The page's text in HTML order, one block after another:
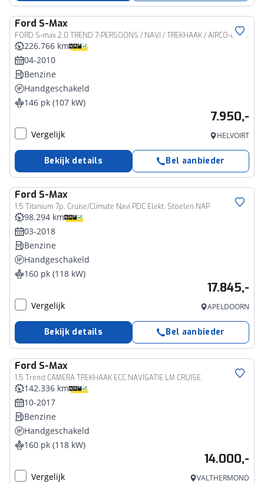
Ford S-Max
FORD S-max 2.0 TREND 7-PERSOONS / NAVI / TREKHAAK / AIRCO-ECC / CRUISE CTR. / PDC / ELEK. RAMEN
226.766 km
04-2010
Benzine
Handgeschakeld
146 pk (107 kW)
7.950,-
Vergelijk HELVOIRT
Bekijk details Bel aanbieder
Ford S-Max
1.5 Titanium 7p. Cruise/Climate Navi PDC Elekt. Stoelen NAP
98.294 km
03-2018
Benzine
Handgeschakeld
160 pk (118 kW)
17.845,-
Vergelijk APELDOORN
Bekijk details Bel aanbieder
Ford S-Max
1.5 Trend CAMERA TREKHAAK ECC NAVIGATIE LM CRUISE.
142.336 km
10-2017
Benzine
Handgeschakeld
160 pk (118 kW)
14.000,-
Vergelijk VALTHERMOND